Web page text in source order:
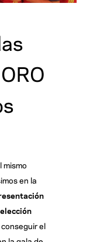
mismo
en la
el